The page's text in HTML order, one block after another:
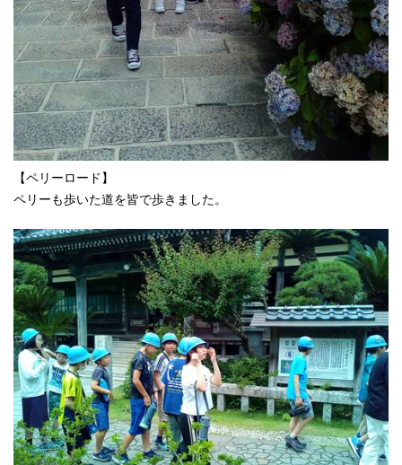
【ペリーロード】
ペリーも歩いた道を皆で歩きました。